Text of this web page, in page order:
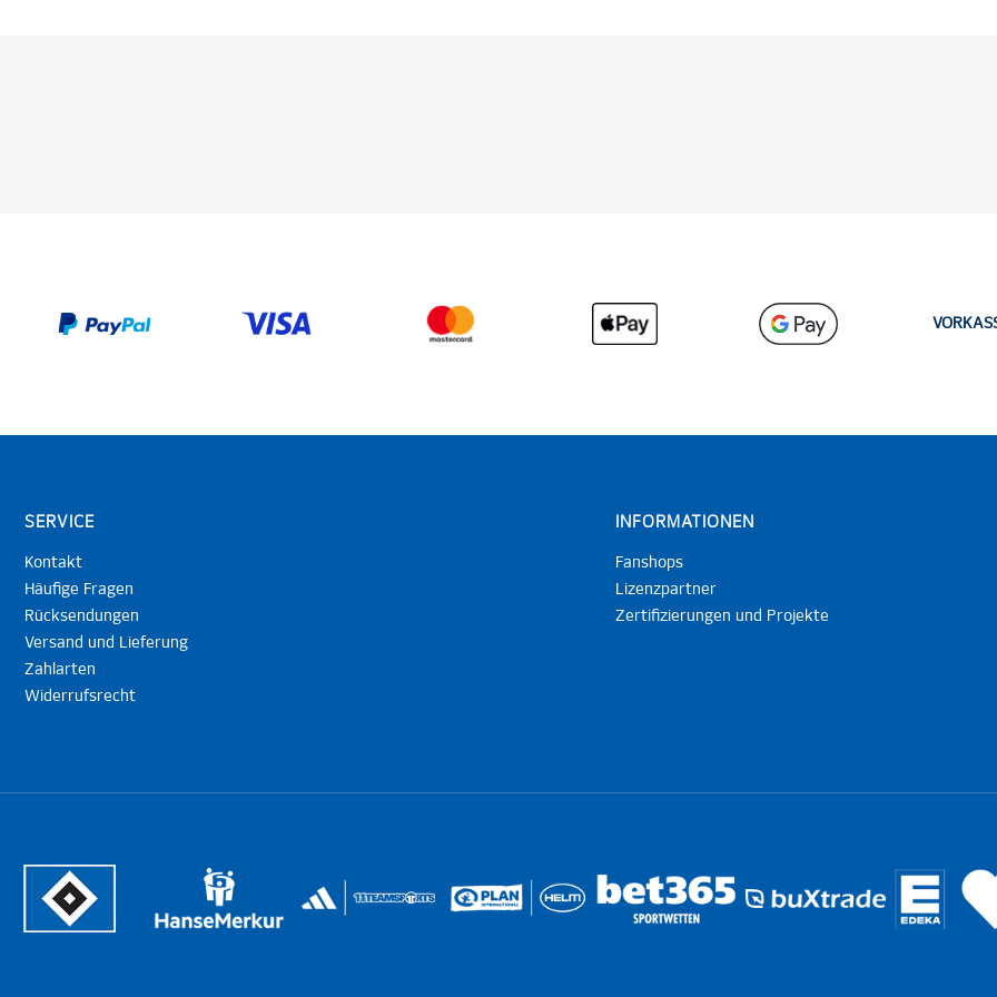
SERVICE
Kontakt
Häufige Fragen
Rücksendungen
Versand und Lieferung
Zahlarten
Widerrufsrecht
INFORMATIONEN
Fanshops
Lizenzpartner
Zertifizierungen und Projekte